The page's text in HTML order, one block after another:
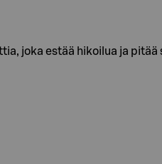
joka estää hikoilua ja